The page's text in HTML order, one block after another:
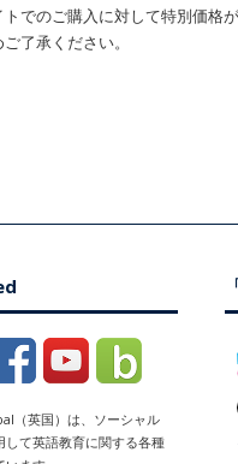
でのご購入に対して特別価格
了承ください。
（英国）は、ソーシャル
して英語教育に関する各種